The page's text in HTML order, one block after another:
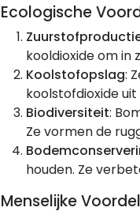
Ecologische
kooldioxide om in
Koolstofopslag:
koolstofdioxide
Biodiversiteit:
Ze vormen de
houden. Ze
Menselijke